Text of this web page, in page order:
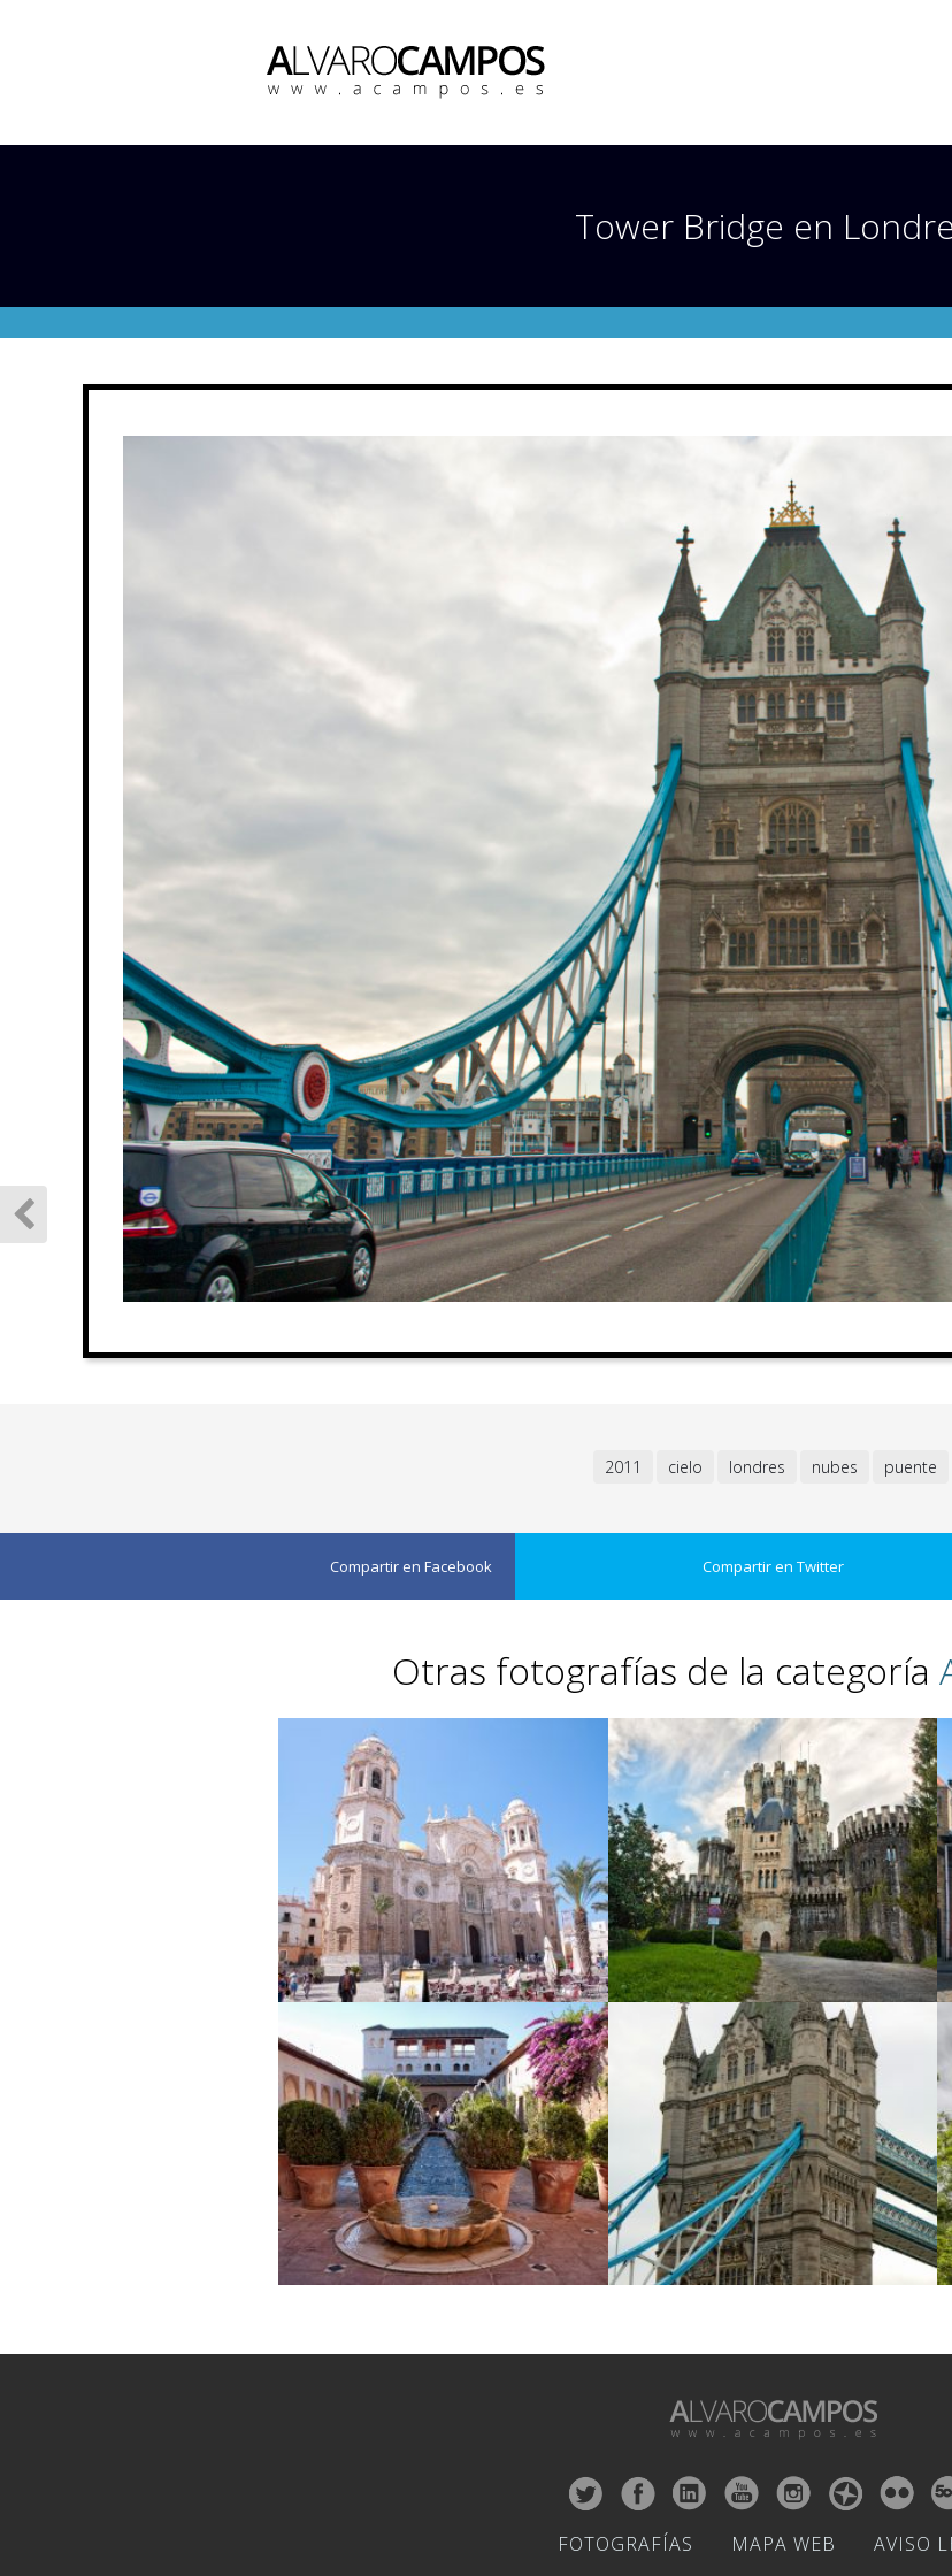
Tower Bridge en
2011 cielo londres nubes puente
Compartir en Facebook Compartir en Twitter
Otras fotografías de la categoría
FOTOGRAFÍAS MAPA WEB AVISO